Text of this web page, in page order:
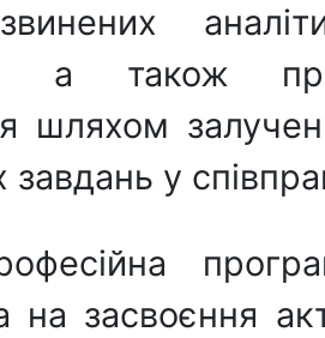
а також
шляхом
у
на засвоєння